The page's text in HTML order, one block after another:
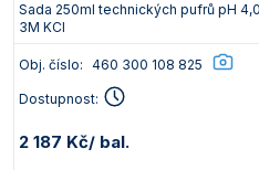
Sada 250ml technických pufrů pH
3M KCl
Obj. číslo: 460 300 108 825
Dostupnost:
2 187 Kč/ bal.